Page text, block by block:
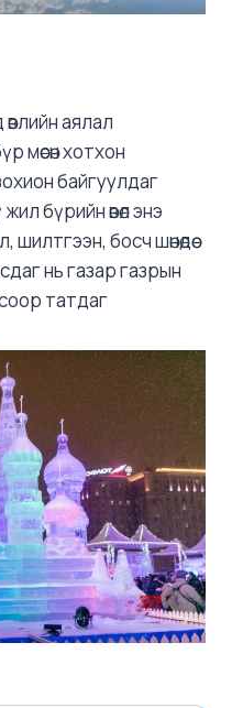
аялал
мөсөн хотхон
байгуулдаг
бүрийн өвөл энэ
босч шөнөдөө
нь газар газрын
татдаг